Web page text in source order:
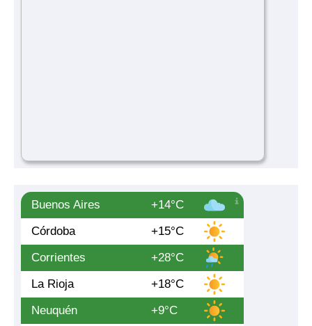
Buenos Aires
+14°C
Córdoba
+15°C
Corrientes
+28°C
La Rioja
+18°C
Neuquén
+9°C